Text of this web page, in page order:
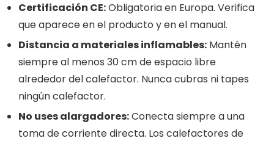
Certificación CE:Obligatoria en Europa. Verifica
que aparece en el producto y en el manual.
Distancia a materiales inflamables: Mantén
siempre al menos 30 cm de espacio libre
alrededor del calefactor. Nunca cubras ni tapes
ningún calefactor.
No uses alargadores:Conecta siempre a una
toma de corriente directa. Los calefactores de